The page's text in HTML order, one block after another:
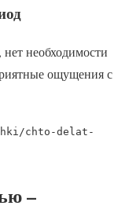
необходимости
ощущения с
chto-delat-
–